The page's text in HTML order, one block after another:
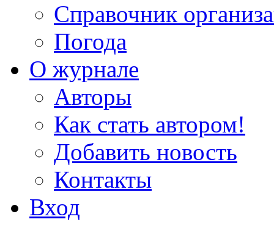
Справочник
Погода
О журнале
Авторы
Как стать автором!
Добавить новость
Контакты
Вход